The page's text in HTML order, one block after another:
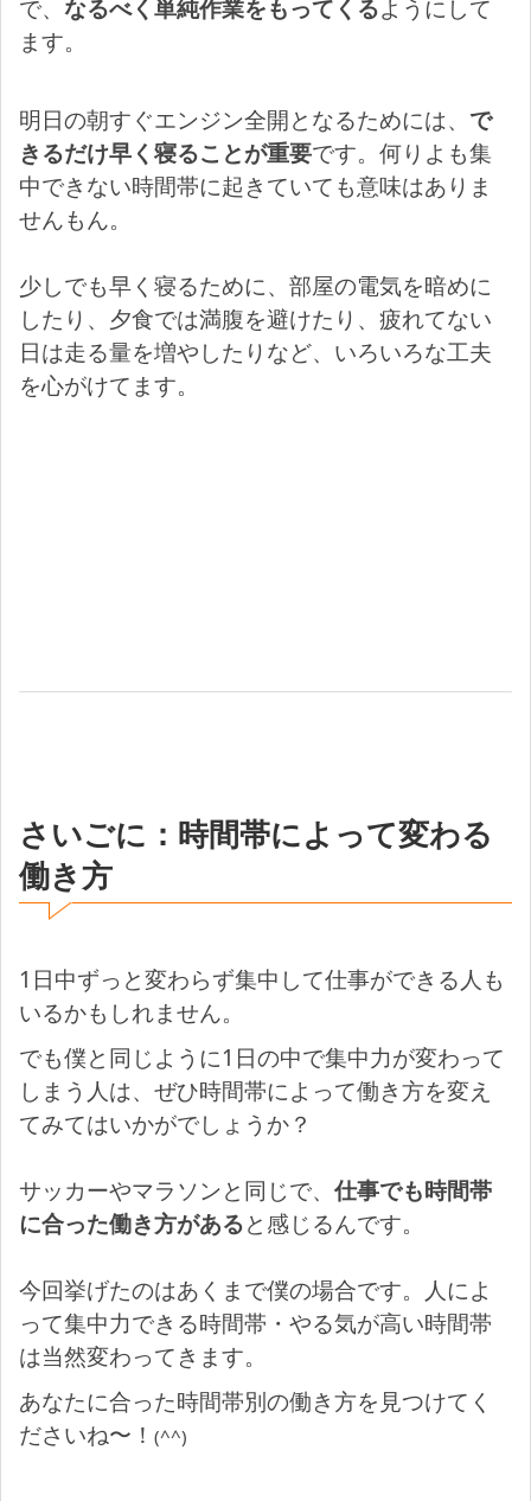
で、 なるべく単純作業をもってくるようにして
ます。
明日の朝すぐエンジン全開となるためには、 で
きるだけ早く寝ることが重要です。何りよも集
中できない時間帯に起きていても意味はありま
せんもん。
少しでも早く寝るために、部屋の電気を暗めに
したり、夕食では満腹を避けたり、疲れてない
日は走る量を増やしたりなど、いろいろな工夫
を心がけてます。
さいごに：時間帯によって変わる
働き方
1日中ずっと変わらず集中して仕事ができる人も
いるかもしれません。
でも僕と同じように1日の中で集中力が変わって
しまう人は、ぜひ時間帯によって働き方を変え
てみてはいかがでしょうか？
サッカーやマラソンと同じで、 仕事でも時間帯
に合った働き方があると感じるんです。
今回挙げたのはあくまで僕の場合です。人によ
って集中力できる時間帯・やる気が高い時間帯
は当然変わってきます。
あなたに合った時間帯別の働き方を見つけてく
ださいね〜！ (^^)